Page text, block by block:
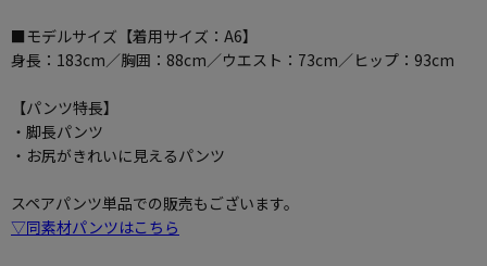
■モデルサイズ【着用サイズ：A6】
身長：183cm／胸囲：88cm／ウエスト：73cm／ヒップ：93cm
【パンツ特長】
・脚長パンツ
・お尻がきれいに見えるパンツ
スペアパンツ単品での販売もございます。
▽同素材パンツはこちら